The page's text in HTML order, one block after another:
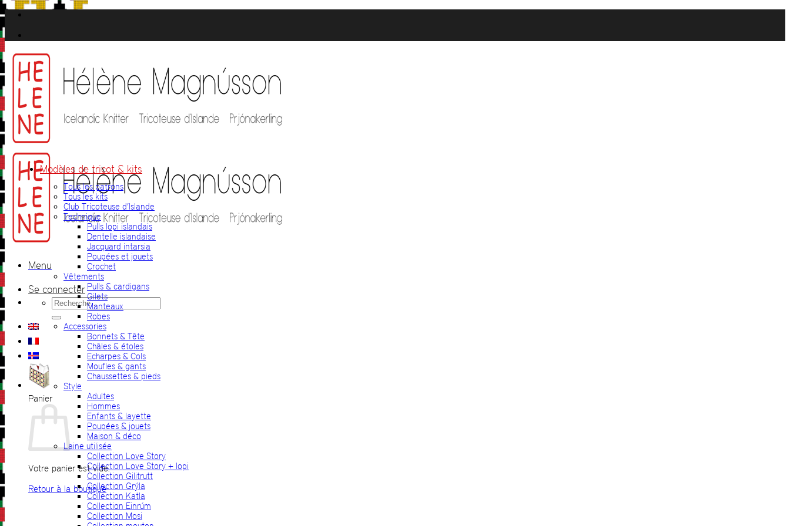
Passer
au
contenu
Menu
Se connecter
Recherche
pour :
Panier
Votre panier est vide.
Retour à la boutique
Modèles de tricot & kits
Tous les patrons
Tous les kits
Club Tricoteuse d’Islande
Technique
Pulls lopi islandais
Dentelle islandaise
Jacquard intarsia
Poupées et jouets
Crochet
Vêtements
Pulls & cardigans
Gilets
Manteaux
Robes
Accessories
Bonnets & Tête
Châles & étoles
Echarpes & Cols
Moufles & gants
Chaussettes & pieds
Style
Adultes
Hommes
Enfants & layette
Poupées & jouets
Maison & déco
Laine utilisée
Collection Love Story
Collection Love Story + lopi
Collection Gilitrutt
Collection Grýla
Collection Katla
Collection Einrúm
Collection Mosi